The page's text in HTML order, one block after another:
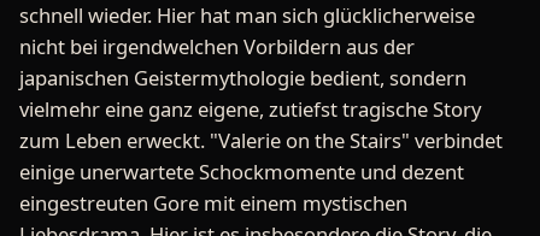
schnell wieder. Hier hat man sich glücklicherweise
nicht bei irgendwelchen Vorbildern aus der
japanischen Geistermythologie bedient, sondern
vielmehr eine ganz eigene, zutiefst tragische Story
zum Leben erweckt. "Valerie on the Stairs" verbindet
einige unerwartete Schockmomente und dezent
eingestreuten Gore mit einem mystischen